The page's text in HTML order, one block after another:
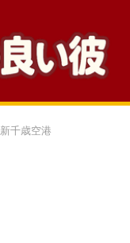
新千歳空港